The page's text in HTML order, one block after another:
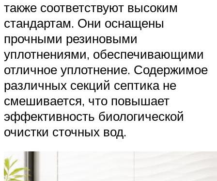
также соответствуют высоким
стандартам. Они оснащены
прочными резиновыми
уплотнениями, обеспечивающими
отличное уплотнение. Содержимое
различных секций септика не
смешивается, что повышает
эффективность биологической
очистки сточных вод.